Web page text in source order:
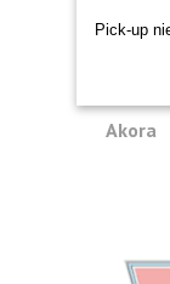
Akora
Pick-up